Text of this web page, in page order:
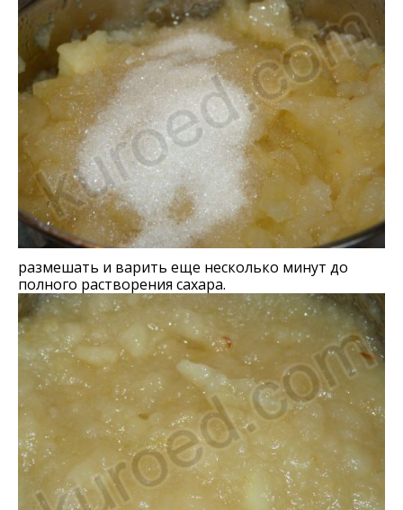
размешать и варить еще несколько минут до
полного растворения сахара.